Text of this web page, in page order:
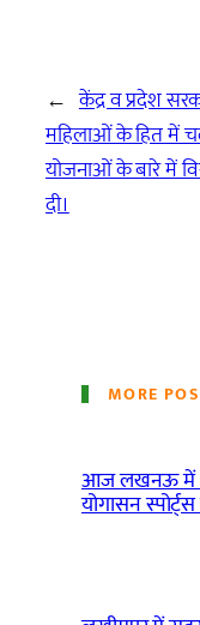
← केंद्र व प्रदेश
महिलाओं के हित में
योजनाओं के बारे में
दी।
MORE
आज लखनऊ में
योगासन